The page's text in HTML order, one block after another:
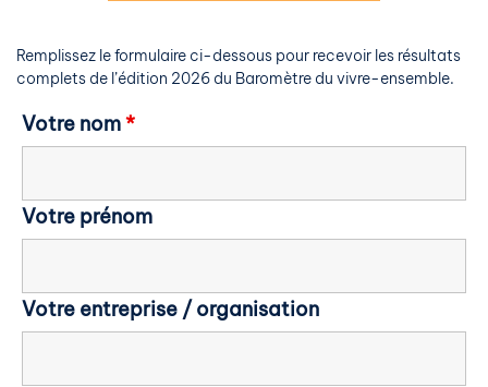
Remplissez le formulaire ci-dessous pour recevoir les résultats
complets de l’édition 2026 du Baromètre du vivre-ensemble.
Votre nom*
Votre prénom
Votre entreprise / organisation